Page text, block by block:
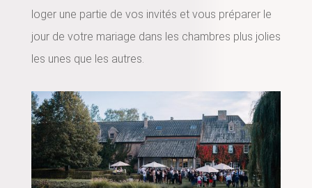
loger une partie de vos invités et vous préparer le
jour de votre mariage dans les chambres plus jolies
les unes que les autres.